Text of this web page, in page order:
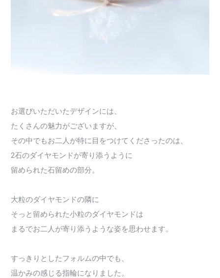
お選びいただいたデザインには、
たくさんの魅力がございますが、
その中でもお二人が特に目をつけてくださったのは、
2石のダイヤモンドが寄り添うように
留められた石留めの部分。
大粒のダイヤモンドの隣に
そっと留められた小粒のダイヤモンドは
まるでお二人が寄り添うような姿を思わせます。
すっきりとしたフォルムの中でも、
温かみの感じる指輪になりました。